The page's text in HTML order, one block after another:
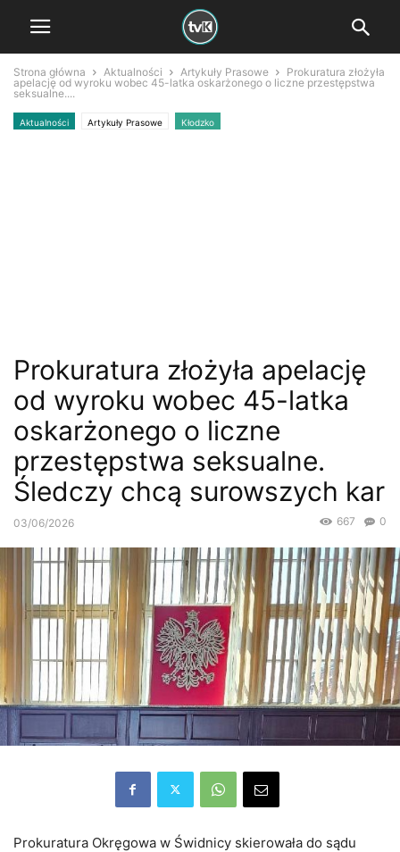
Strona główna Aktualności Artykuły Prasowe
Prokuratura złożyła
apelację od wyroku wobec 45-latka oskarżonego o liczne przestępstwa
seksualne....
Aktualności Artykuły Prasowe Kłodzko
Prokuratura złożyła apelację
od wyroku wobec 45-latka
oskarżonego o liczne
przestępstwa seksualne.
Śledczy chcą surowszych kar
03/06/2026 0
667
Prokuratura Okręgowa w Świdnicy skierowała do sądu